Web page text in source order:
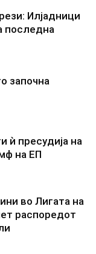
Илјадници
последна
започна
ѝ пресудија на
на ЕП
во Лигата на
распоредот